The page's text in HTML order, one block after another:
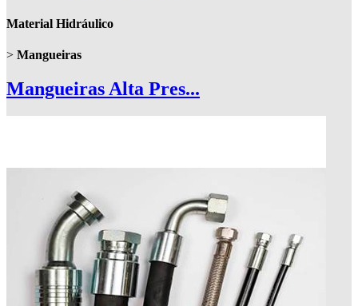
Material Hidráulico
> Mangueiras
Mangueiras Alta Pres...